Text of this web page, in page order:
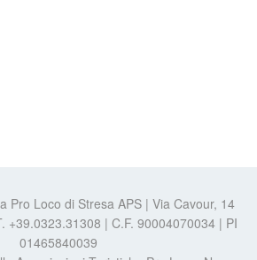
Pro Loco di Stresa APS | Via Cavour, 14
+39.0323.31308 | C.F. 90004070034 | PI
01465840039